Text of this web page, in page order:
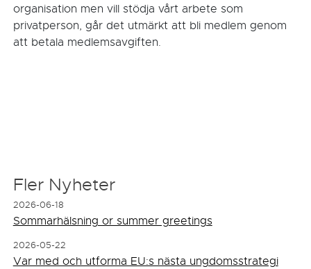
organisation men vill stödja vårt arbete som
privatperson, går det utmärkt att bli medlem genom
att betala medlemsavgiften.
Fler Nyheter
2026-06-18
Sommarhälsning or summer greetings
2026-05-22
Var med och utforma EU:s nästa ungdomsstrategi